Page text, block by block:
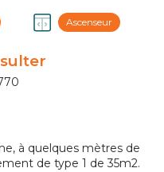
Ascenseur
à quelques mètres de
de type 1 de 35m2.